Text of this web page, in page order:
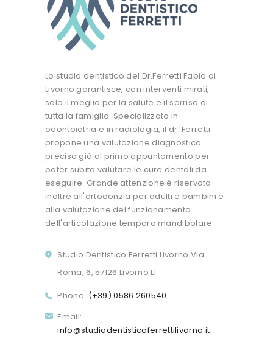
Lo studio dentistico del Dr.Ferretti Fabio di
Livorno garantisce, con interventi mirati,
solo il meglio per la salute e il sorriso di
tutta la famiglia. Specializzato in
odontoiatria e in radiologia, il dr. Ferretti
propone una valutazione diagnostica
precisa già al primo appuntamento per
poter subito valutare le cure dentali da
eseguire. Grande attenzione è riservata
inoltre all'ortodonzia per adulti e bambini e
alla valutazione del funzionamento
dell'articolazione temporo mandibolare.
Studio Dentistico Ferretti Livorno Via
Roma, 6, 57126 Livorno LI
Phone: (+39) 0586 260540
Email:
info@studiodentisticoferrettilivorno.it